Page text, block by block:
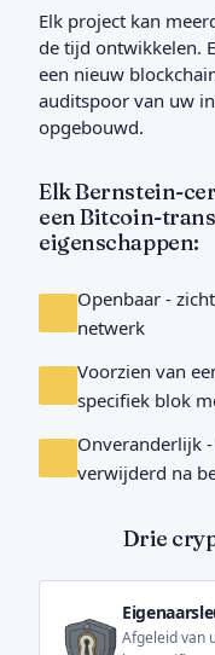
Elk project kan
de tijd ontwikkelen.
een nieuw
auditspoor van uw
opgebouwd.
Elk Bernstein-
een Bitcoin-
eigenschappen:
Openbaar -
netwerk
Voorzien van
specifiek blok
Onveranderlijk
verwijderd na
Drie
Afgeleid van